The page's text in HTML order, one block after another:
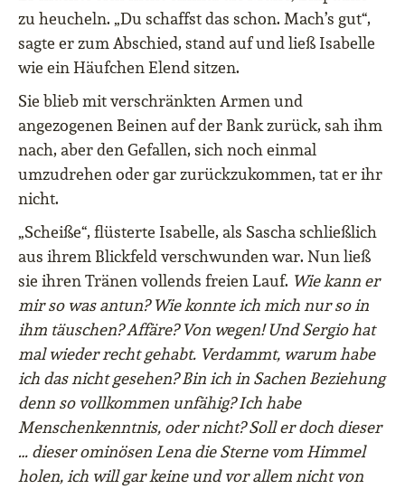
zu heucheln. „Du schaffst das schon. Mach’s gut“,
sagte er zum Abschied, stand auf und ließ Isabelle
wie ein Häufchen Elend sitzen.
Sie blieb mit verschränkten Armen und
angezogenen Beinen auf der Bank zurück, sah ihm
nach, aber den Gefallen, sich noch einmal
umzudrehen oder gar zurückzukommen, tat er ihr
nicht.
„Scheiße“, flüsterte Isabelle, als Sascha schließlich
aus ihrem Blickfeld verschwunden war. Nun ließ
sie ihren Tränen vollends freien Lauf. Wie kann er
mir so was antun? Wie konnte ich mich nur so in
ihm täuschen? Affäre? Von wegen! Und Sergio hat
mal wieder recht gehabt. Verdammt, warum habe
ich das nicht gesehen? Bin ich in Sachen Beziehung
denn so vollkommen unfähig? Ich habe
Menschenkenntnis, oder nicht? Soll er doch dieser
… dieser ominösen Lena die Sterne vom Himmel
holen, ich will gar keine und vor allem nicht von